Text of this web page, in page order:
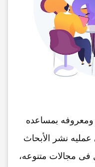
بمساعده
عملیه نشر الأبحاث
فی مجالات متنوعه،